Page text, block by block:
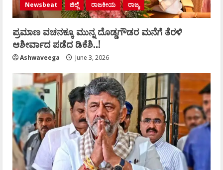
Newsbeat ಜಿಲ್ಲೆ ರಾಜಕೀಯ ರಾಜ್ಯ
ಪ್ರಮಾಣ ವಚನಕ್ಕೂ ಮುನ್ನ ದೊಡ್ಡಗೌಡರ ಮನೆಗೆ ತೆರಳಿ
ಆಶೀರ್ವಾದ ಪಡೆದ ಡಿಕೆಶಿ..!
Ashwaveega June 3, 2026